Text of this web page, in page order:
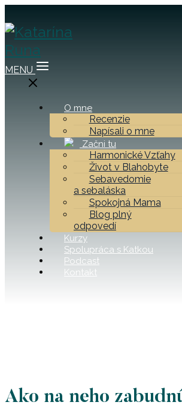
MENU
O mne
Recenzie
Napísali o mne
Začni tu
Harmonické Vzťahy
Život v Blahobyte
Sebavedomie
a sebaláska
Spokojná Mama
Blog plný
odpovedí
Kurzy
Spolupráca s Katkou
Podcast
Kontakt
Ako na neho